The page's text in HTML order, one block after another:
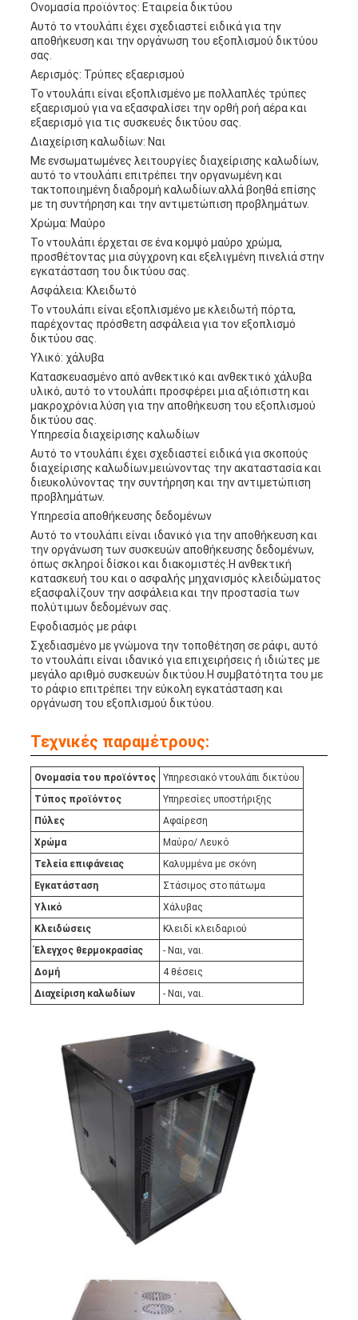
Ονομασία προϊόντος: Εταιρεία δικτύου
Αυτό το ντουλάπι έχει σχεδιαστεί ειδικά για την
αποθήκευση και την οργάνωση του εξοπλισμού δικτύου
σας.
Αερισμός: Τρύπες εξαερισμού
Το ντουλάπι είναι εξοπλισμένο με πολλαπλές τρύπες
εξαερισμού για να εξασφαλίσει την ορθή ροή αέρα και
εξαερισμό για τις συσκευές δικτύου σας.
Διαχείριση καλωδίων: Ναι
Με ενσωματωμένες λειτουργίες διαχείρισης καλωδίων,
αυτό το ντουλάπι επιτρέπει την οργανωμένη και
τακτοποιημένη διαδρομή καλωδίων.αλλά βοηθά επίσης
με τη συντήρηση και την αντιμετώπιση προβλημάτων.
Χρώμα: Μαύρο
Το ντουλάπι έρχεται σε ένα κομψό μαύρο χρώμα,
προσθέτοντας μια σύγχρονη και εξελιγμένη πινελιά στην
εγκατάσταση του δικτύου σας.
Ασφάλεια: Κλειδωτό
Το ντουλάπι είναι εξοπλισμένο με κλειδωτή πόρτα,
παρέχοντας πρόσθετη ασφάλεια για τον εξοπλισμό
δικτύου σας.
Υλικό: χάλυβα
Κατασκευασμένο από ανθεκτικό και ανθεκτικό χάλυβα
υλικό, αυτό το ντουλάπι προσφέρει μια αξιόπιστη και
μακροχρόνια λύση για την αποθήκευση του εξοπλισμού
δικτύου σας.
Υπηρεσία διαχείρισης καλωδίων
Αυτό το ντουλάπι έχει σχεδιαστεί ειδικά για σκοπούς
διαχείρισης καλωδίων.μειώνοντας την ακαταστασία και
διευκολύνοντας την συντήρηση και την αντιμετώπιση
προβλημάτων.
Υπηρεσία αποθήκευσης δεδομένων
Αυτό το ντουλάπι είναι ιδανικό για την αποθήκευση και
την οργάνωση των συσκευών αποθήκευσης δεδομένων,
όπως σκληροί δίσκοι και διακομιστές.Η ανθεκτική
κατασκευή του και ο ασφαλής μηχανισμός κλειδώματος
εξασφαλίζουν την ασφάλεια και την προστασία των
πολύτιμων δεδομένων σας.
Εφοδιασμός με ράφι
Σχεδιασμένο με γνώμονα την τοποθέτηση σε ράφι, αυτό
το ντουλάπι είναι ιδανικό για επιχειρήσεις ή ιδιώτες με
μεγάλο αριθμό συσκευών δικτύου.Η συμβατότητα του με
το ράφιο επιτρέπει την εύκολη εγκατάσταση και
οργάνωση του εξοπλισμού δικτύου.
Τεχνικές παραμέτρους:
Ονομασία του προϊόντος
Υπηρεσιακό ντουλάπι δικτύου
Τύπος προϊόντος
Υπηρεσίες υποστήριξης
Πύλες
Αφαίρεση
Χρώμα
Μαύρο/ Λευκό
Τελεία επιφάνειας
Καλυμμένα με σκόνη
Εγκατάσταση
Στάσιμος στο πάτωμα
Υλικό
Χάλυβας
Κλειδώσεις
Κλειδί κλειδαριού
Έλεγχος θερμοκρασίας
- Ναι, ναι.
Δομή
4 θέσεις
Διαχείριση καλωδίων
- Ναι, ναι.